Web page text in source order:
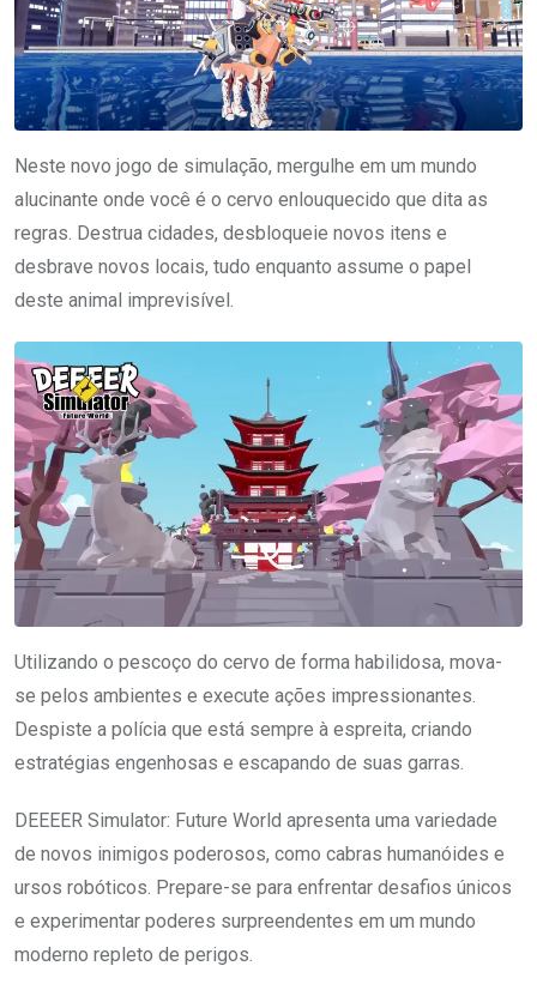
Neste novo jogo de simulação, mergulhe em um mundo
alucinante onde você é o cervo enlouquecido que dita as
regras. Destrua cidades, desbloqueie novos itens e
desbrave novos locais, tudo enquanto assume o papel
deste animal imprevisível.
Utilizando o pescoço do cervo de forma habilidosa, mova-
se pelos ambientes e execute ações impressionantes.
Despiste a polícia que está sempre à espreita, criando
estratégias engenhosas e escapando de suas garras.
DEEEER Simulator: Future World apresenta uma variedade
de novos inimigos poderosos, como cabras humanóides e
ursos robóticos. Prepare-se para enfrentar desafios únicos
e experimentar poderes surpreendentes em um mundo
moderno repleto de perigos.